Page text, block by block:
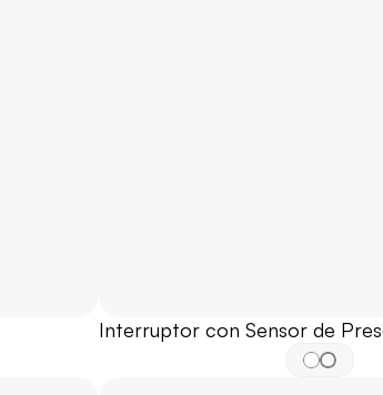
Interruptor con Sensor de